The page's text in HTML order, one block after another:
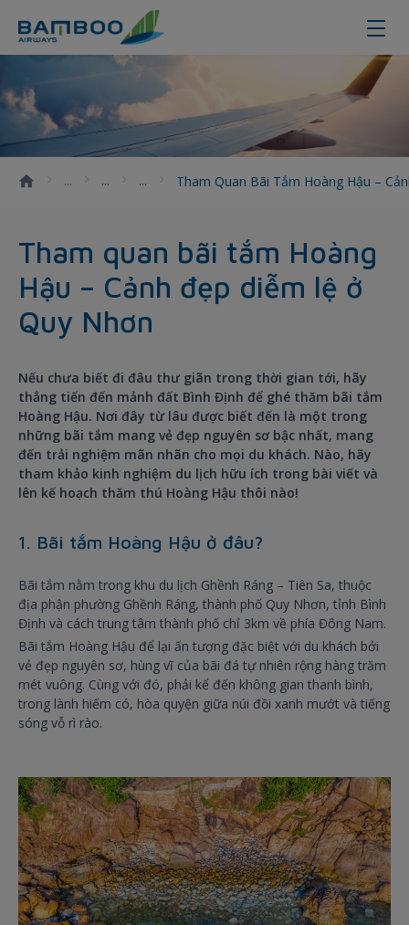
Tham quan bãi tắm Hoàng Hậu
Tham Quan Bãi Tắm Hoàng Hậu –
Tham quan bãi tắm Hoàng
Hậu – Cảnh đẹp diễm lệ ở
Quy Nhơn
Nếu chưa biết đi đâu thư giãn trong thời gian tới, hãy
thẳng tiến đến mảnh đất Bình Định để ghé thăm bãi tắm
Hoàng Hậu. Nơi đây từ lâu được biết đến là một trong
những bãi tắm mang vẻ đẹp nguyên sơ bậc nhất, mang
đến trải nghiệm mãn nhãn cho mọi du khách. Nào, hãy
tham khảo kinh nghiệm du lịch hữu ích trong bài viết và
lên kế hoạch thăm thú Hoàng Hậu thôi nào!
1. Bãi tắm Hoàng Hậu ở đâu?
Bãi tắm nằm trong khu du lịch Ghềnh Ráng – Tiên Sa, thuộc
địa phận phường Ghềnh Ráng, thành phố Quy Nhơn, tỉnh Bình
Định và cách trung tâm thành phố chỉ 3km về phía Đông Nam.
Bãi tắm Hoàng Hậu để lại ấn tượng đặc biệt với du khách bởi
vẻ đẹp nguyên sơ, hùng vĩ của bãi đá tự nhiên rộng hàng trăm
mét vuông. Cùng với đó, phải kể đến không gian thanh bình,
trong lành hiếm có, hòa quyện giữa núi đồi xanh mướt và tiếng
sóng vỗ rì rào.